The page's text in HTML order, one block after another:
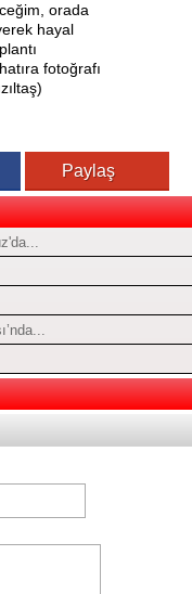
orada
hayal
fotoğrafı
Paylaş